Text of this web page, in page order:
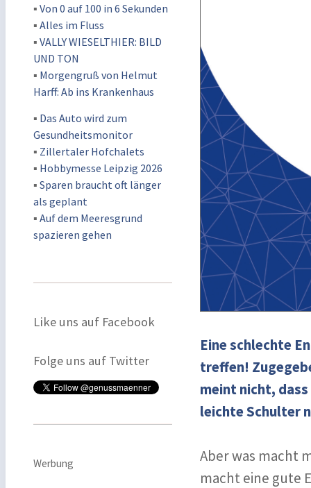
▪ Von 0 auf 100 in 6 Sekunden
▪ Alles im Fluss
▪ VALLY WIESELTHIER: BILD
UND TON
▪ Morgengruß von Helmut
Harff: Ab ins Krankenhaus
▪ Das Auto wird zum
Gesundheitsmonitor
▪ Zillertaler Hofchalets
▪ Hobbymesse Leipzig 2026
▪ Sparen braucht oft länger
als geplant
▪ Auf dem Meeresgrund
spazieren gehen
Like uns auf Facebook
Folge uns auf Twitter
Werbung
Eine schlechte
treffen!
meint nicht,
leichte Schulter
Aber was macht
macht eine gute